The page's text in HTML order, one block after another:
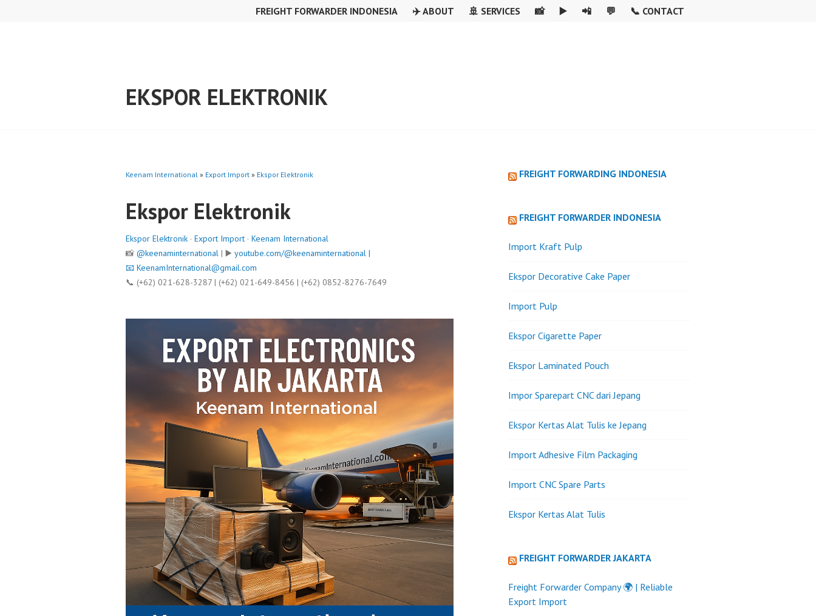
FREIGHT FORWARDER INDONESIA ✈️ ABOUT 🚢 SERVICES 📸 ▶️ 📲 💬 📞 CONTACT
EKSPOR ELEKTRONIK
Keenam International » Export Import » Ekspor Elektronik
Ekspor Elektronik
Ekspor Elektronik · Export Import · Keenam International
📸 @keenaminternational | ▶️ youtube.com/@keenaminternational |
📧 KeenamInternational@gmail.com
📞 (+62) 021-628-3287 | (+62) 021-649-8456 | (+62) 0852-8276-7649
FREIGHT FORWARDING INDONESIA
FREIGHT FORWARDER INDONESIA
Import Kraft Pulp
Ekspor Decorative Cake Paper
Import Pulp
Ekspor Cigarette Paper
Ekspor Laminated Pouch
Impor Sparepart CNC dari Jepang
Ekspor Kertas Alat Tulis ke Jepang
Import Adhesive Film Packaging
Import CNC Spare Parts
Ekspor Kertas Alat Tulis
FREIGHT FORWARDER JAKARTA
Freight Forwarder Company 🌍 | Reliable
Export Import